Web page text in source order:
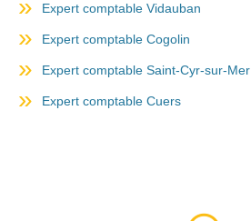
Expert comptable Vidauban
Expert comptable Cogolin
Expert comptable Saint-Cyr-sur-Mer
Expert comptable Cuers